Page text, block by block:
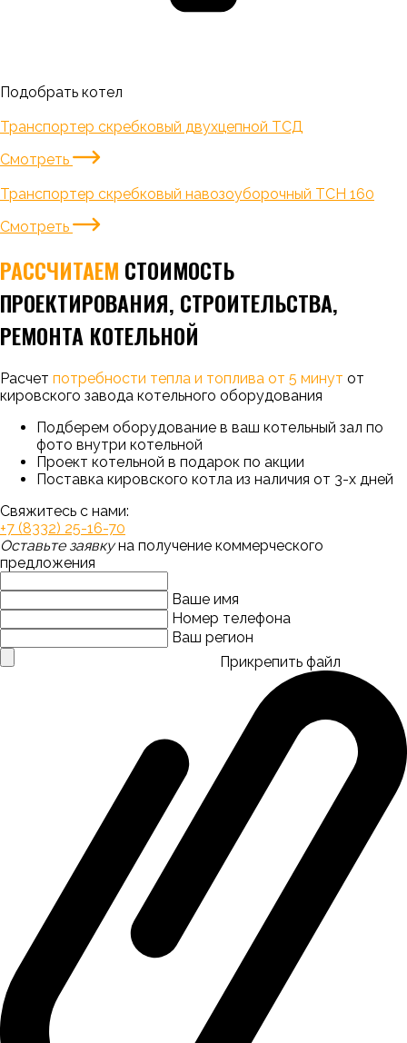
Подобрать котел
Транспортер скребковый двухцепной ТСД
Смотреть
Транспортер скребковый навозоуборочный ТСН 160
Смотреть
РАССЧИТАЕМ СТОИМОСТЬ
ПРОЕКТИРОВАНИЯ, СТРОИТЕЛЬСТВА,
РЕМОНТА КОТЕЛЬНОЙ
Расчет потребности тепла и топлива от 5 минут от
кировского завода котельного оборудования
Подберем оборудование в ваш котельный зал по
фото внутри котельной
Проект котельной в подарок по акции
Поставка кировского котла из наличия от 3-х дней
Свяжитесь с нами:
+7 (8332) 25-16-70
Оставьте заявкуна получение коммерческого
предложения
Ваше имя
Номер телефона
Ваш регион
Прикрепить файл